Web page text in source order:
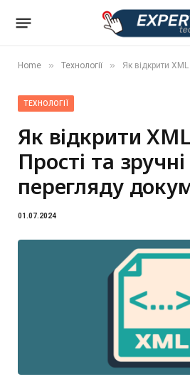
Home » Технології » Як відкрити XML файл:
ТЕХНОЛОГІЇ
Як відкрити
Прості та
перегляду
01.07.2024